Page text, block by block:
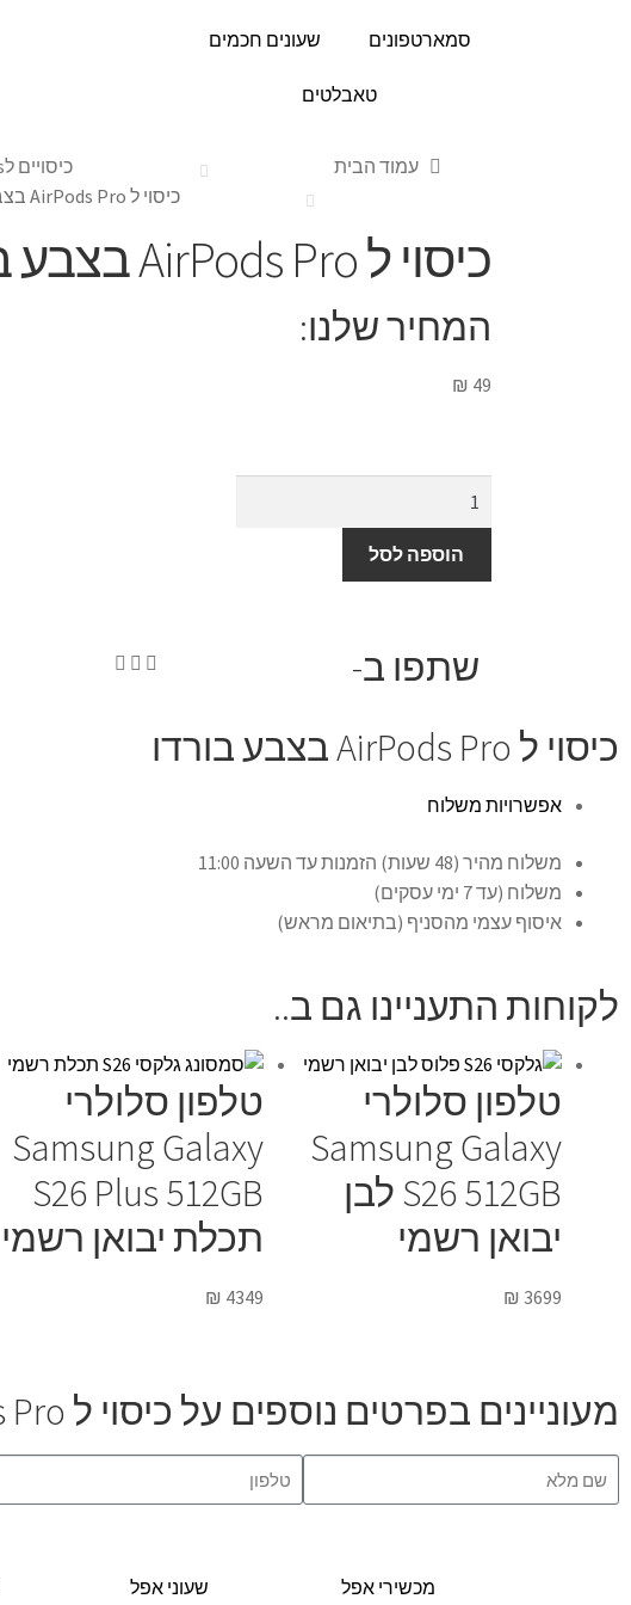
סמארטפונים שעונים חכמים
טאבלטים
עמוד הבית
כיסויים לAirPods
כיסוי ל AirPods Pro בצבע בורדו
כיסוי ל AirPods Pro בצבע בורדו
המחיר שלנו:
₪ 49
הוספה לסל
שתפו ב-
כיסוי ל AirPods Pro בצבע בורדו
אפשרויות משלוח
משלוח מהיר (48 שעות) הזמנות עד השעה 11:00
משלוח (עד 7 ימי עסקים)
איסוף עצמי מהסניף (בתיאום מראש)
לקוחות התעניינו גם ב..
טלפון סלולרי
Samsung Galaxy
S26 512GB לבן
יבואן רשמי
₪ 3699
טלפון סלולרי
Samsung Galaxy
S26 Plus 512GB
תכלת יבואן רשמי
₪ 4349
מעוניינים בפרטים נוספים על כיסוי ל AirPods Pro בצבע בורדו?
מכשירי אפל
שעוני אפל